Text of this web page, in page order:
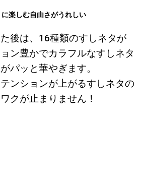
楽しむ自由さがうれしい
後は、16種類のすしネタが
ン豊かでカラフルなすしネタ
パッと華やぎます。
ンションが上がるすしネタの
クが止まりません！